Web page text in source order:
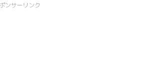
ンサーリンク